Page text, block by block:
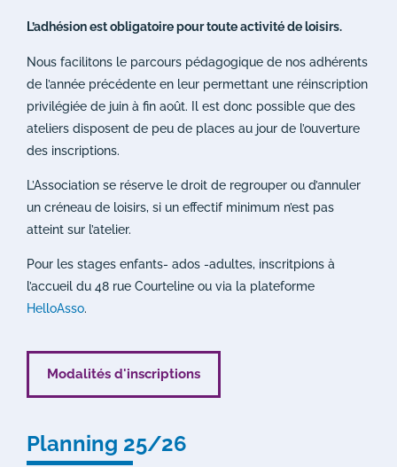
L’adhésion est obligatoire pour toute activité de loisirs.
Nous facilitons le parcours pédagogique de nos adhérents
de l’année précédente en leur permettant une réinscription
privilégiée de juin à fin août. Il est donc possible que des
ateliers disposent de peu de places au jour de l’ouverture
des inscriptions.
L’Association se réserve le droit de regrouper ou d’annuler
un créneau de loisirs, si un effectif minimum n’est pas
atteint sur l’atelier.
Pour les stages enfants- ados -adultes, inscritpions à
l’accueil du 48 rue Courteline ou via la plateforme
HelloAsso.
Modalités d'inscriptions
Planning 25/26